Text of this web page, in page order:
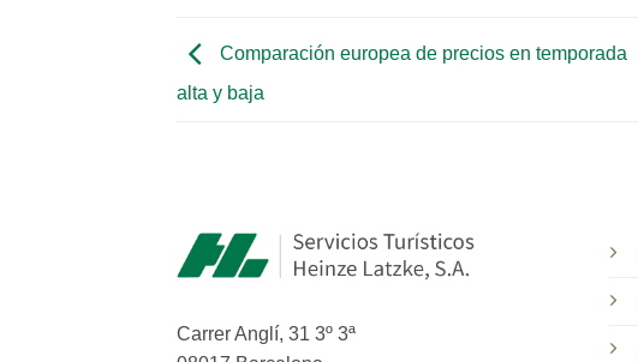
Comparación europea de precios en temporada
alta y baja
Carrer Anglí, 31 3º 3ª